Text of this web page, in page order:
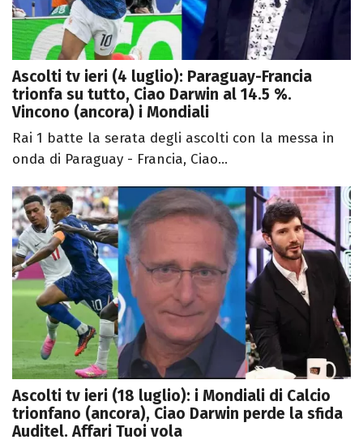
Ascolti tv ieri (4 luglio): Paraguay-Francia
trionfa su tutto, Ciao Darwin al 14.5 %.
Vincono (ancora) i Mondiali
Rai 1 batte la serata degli ascolti con la messa in
onda di Paraguay - Francia, Ciao...
Ascolti tv ieri (18 luglio): i Mondiali di Calcio
trionfano (ancora), Ciao Darwin perde la sfida
Auditel. Affari Tuoi vola